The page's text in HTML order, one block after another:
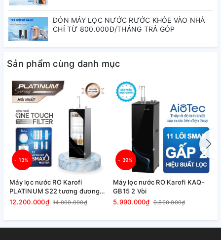
rò rỉ nước
Tự động
Tự động
cảnh báo
nước cấp
yếu
Có
Màng lọc
Màng RO 100GPD thay nhanh Purifim
Mỹ, gấp 1.5 lần tuổi thọ so với màng
RO thông thường.
Bộ vi điều
khiển thông
Có
ĐÓN MÁY LỌC NƯỚC RƯỚC KHỎE VÀO NHÀ
CHỈ TỪ 800.000Đ/THÁNG TRẢ GÓP
Sản phẩm cùng danh mục
- 13%
Máy lọc nước RO Karofi
PLATINUM S22 tương đương
PLATINUM S2
12.200.000₫ 14.000.000₫
- 39%
Máy lọc nước RO Karofi KAQ-
GB15 2 Vòi
5.990.000₫ 9.800.000₫